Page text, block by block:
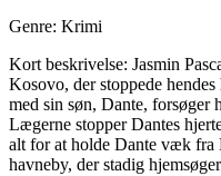
Genre: Krimi
Kort beskrivelse: Jasmin
Kosovo, der stoppede
med sin søn, Dante, forsøger
Lægerne stopper Dantes
alt for at holde Dante væk fra
havneby, der stadig